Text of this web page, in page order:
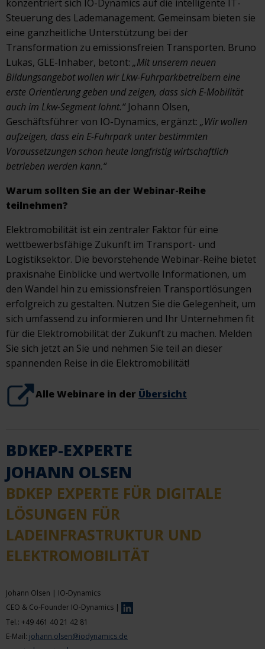
konzentriert sich IO-Dynamics auf die intelligente IT-
Steuerung des Lademanagement. Gemeinsam bieten sie
eine ganzheitliche Unterstützung bei der
Transformation zu emissionsfreien Transporten. Bruno
Lukas, GLE-Inhaber, betont: „Mit unserem neuen
Bildungsangebot wollen wir Lkw-Fuhrparkbetreibern eine
erste Orientierung geben und zeigen, dass sich E-Mobilität
auch im Lkw-Segment lohnt.“Johann Olsen,
Geschäftsführer von IO-Dynamics, ergänzt: „Wir wollen
aufzeigen, dass ein E-Fuhrpark unter bestimmten
Voraussetzungen schon heute langfristig wirtschaftlich
betrieben werden kann.“
Warum sollten Sie an der Webinar-Reihe
teilnehmen?
Elektromobilität ist ein zentraler Faktor für eine
wettbewerbsfähige Zukunft im Transport- und
Logistiksektor. Die bevorstehende Webinar-Reihe bietet
praxisnahe Einblicke und wertvolle Informationen, um
den Wandel hin zu emissionsfreien Transportlösungen
erfolgreich zu gestalten. Nutzen Sie die Gelegenheit, um
sich umfassend zu informieren und Ihr Unternehmen fit
für die Elektromobilität der Zukunft zu machen. Melden
Sie sich jetzt an Sie und nehmen Sie teil an dieser
spannenden Reise in die Elektromobilität!
Alle Webinare in der Übersicht
BDKEP-EXPERTE
JOHANN OLSEN
BDKEP EXPERTE FÜR DIGITALE
LÖSUNGEN FÜR
LADEINFRASTRUKTUR UND
ELEKTROMOBILITÄT
Johann Olsen | IO-Dynamics
CEO & Co-Founder IO-Dynamics |
Tel.: +49 461 40 21 42 81
E-Mail: johann.olsen@iodynamics.de